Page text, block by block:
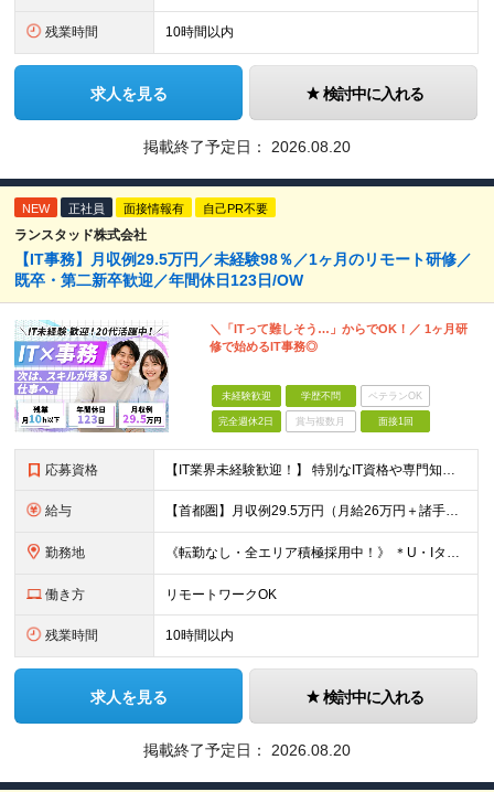
残業時間 10時間以内
求人を見る 検討中に入れる
掲載終了予定日： 2026.08.20
NEW 正社員 面接情報有 自己PR不要
ランスタッド株式会社
【IT事務】月収例29.5万円／未経験98％／1ヶ月のリモート研修／
既卒・第二新卒歓迎／年間休日123日/OW
＼「ITって難しそう…」からでOK！／ 1ヶ月研
修で始めるIT事務◎
未経験歓迎 学歴不問 ベテランOK
完全週休2日 賞与複数月 面接1回
応募資格 【IT業界未経験歓迎！】 特別なIT資格や専門知識は必要ありません。 ・学歴不問（文系・理系不問） ・第二新卒、既卒の方も歓迎 ・20代を中心に幅広い年代が活躍中 ・基本的なPC操作ができる方 ・タ
給与 【首都圏】月収例29.5万円（月給26万円＋諸手当） 【東海・関西】月収例28.5万円（月給25万円＋諸手当） 【九州】月収例26万円（月給23万円＋諸手当） ※経験・スキル・前職給与を踏まえ、総合
勤務地 《転勤なし・全エリア積極採用中！》 ＊U・Iターンも歓迎 ＊研修はオンライン実施 ★勤務エリアは下記よりお選びいただけます★ 【首都圏】東京・神奈川・千葉・埼玉 【東海】愛知 【関西】大阪、京都、兵庫
働き方 リモートワークOK
残業時間 10時間以内
求人を見る 検討中に入れる
掲載終了予定日： 2026.08.20